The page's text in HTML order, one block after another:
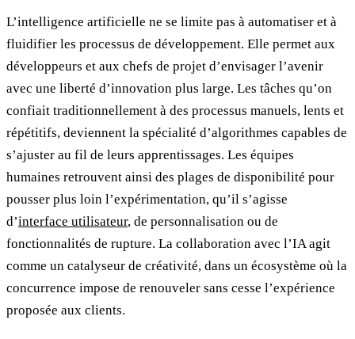
L’intelligence artificielle ne se limite pas à automatiser et à
fluidifier les processus de développement. Elle permet aux
développeurs et aux chefs de projet d’envisager l’avenir
avec une liberté d’innovation plus large. Les tâches qu’on
confiait traditionnellement à des processus manuels, lents et
répétitifs, deviennent la spécialité d’algorithmes capables de
s’ajuster au fil de leurs apprentissages. Les équipes
humaines retrouvent ainsi des plages de disponibilité pour
pousser plus loin l’expérimentation, qu’il s’agisse
d’interface utilisateur, de personnalisation ou de
fonctionnalités de rupture. La collaboration avec l’IA agit
comme un catalyseur de créativité, dans un écosystème où la
concurrence impose de renouveler sans cesse l’expérience
proposée aux clients.